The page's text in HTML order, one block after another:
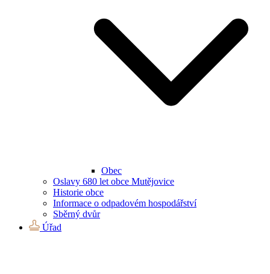
Obec
Oslavy 680 let obce Mutějovice
Historie obce
Informace o odpadovém hospodářství
Sběrný dvůr
Úřad